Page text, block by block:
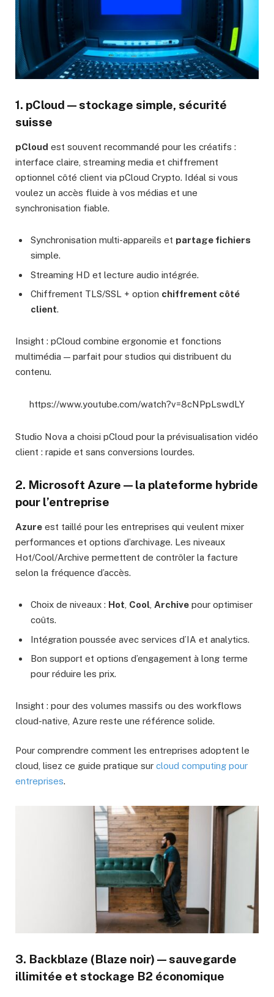
1. pCloud — stockage simple, sécurité
suisse
pCloud est souvent recommandé pour les créatifs :
interface claire, streaming media et chiffrement
optionnel côté client via pCloud Crypto. Idéal si vous
voulez un accès fluide à vos médias et une
synchronisation fiable.
Synchronisation multi-appareils et partage fichiers
simple.
Streaming HD et lecture audio intégrée.
Chiffrement TLS/SSL + option chiffrement côté
client.
Insight : pCloud combine ergonomie et fonctions
multimédia — parfait pour studios qui distribuent du
contenu.
https://www.youtube.com/watch?v=8cNPpLswdLY
Studio Nova a choisi pCloud pour la prévisualisation vidéo
client : rapide et sans conversions lourdes.
2. Microsoft Azure — la plateforme hybride
pour l’entreprise
Azure est taillé pour les entreprises qui veulent mixer
performances et options d’archivage. Les niveaux
Hot/Cool/Archive permettent de contrôler la facture
selon la fréquence d’accès.
Choix de niveaux : Hot Cool Archive pour optimiser
coûts.
Intégration poussée avec services d’IA et analytics.
Bon support et options d’engagement à long terme
pour réduire les prix.
Insight : pour des volumes massifs ou des workflows
cloud-native, Azure reste une référence solide.
Pour comprendre comment les entreprises adoptent le
cloud, lisez ce guide pratique sur cloud computing pour
entreprises.
3. Backblaze (Blaze noir) — sauvegarde
illimitée et stockage B2 économique